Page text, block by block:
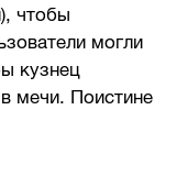
чтобы
могли
кузнец
мечи. Поистине